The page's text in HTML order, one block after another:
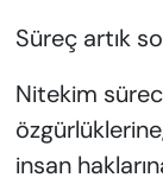
Süreç artık
Nitekim
insan